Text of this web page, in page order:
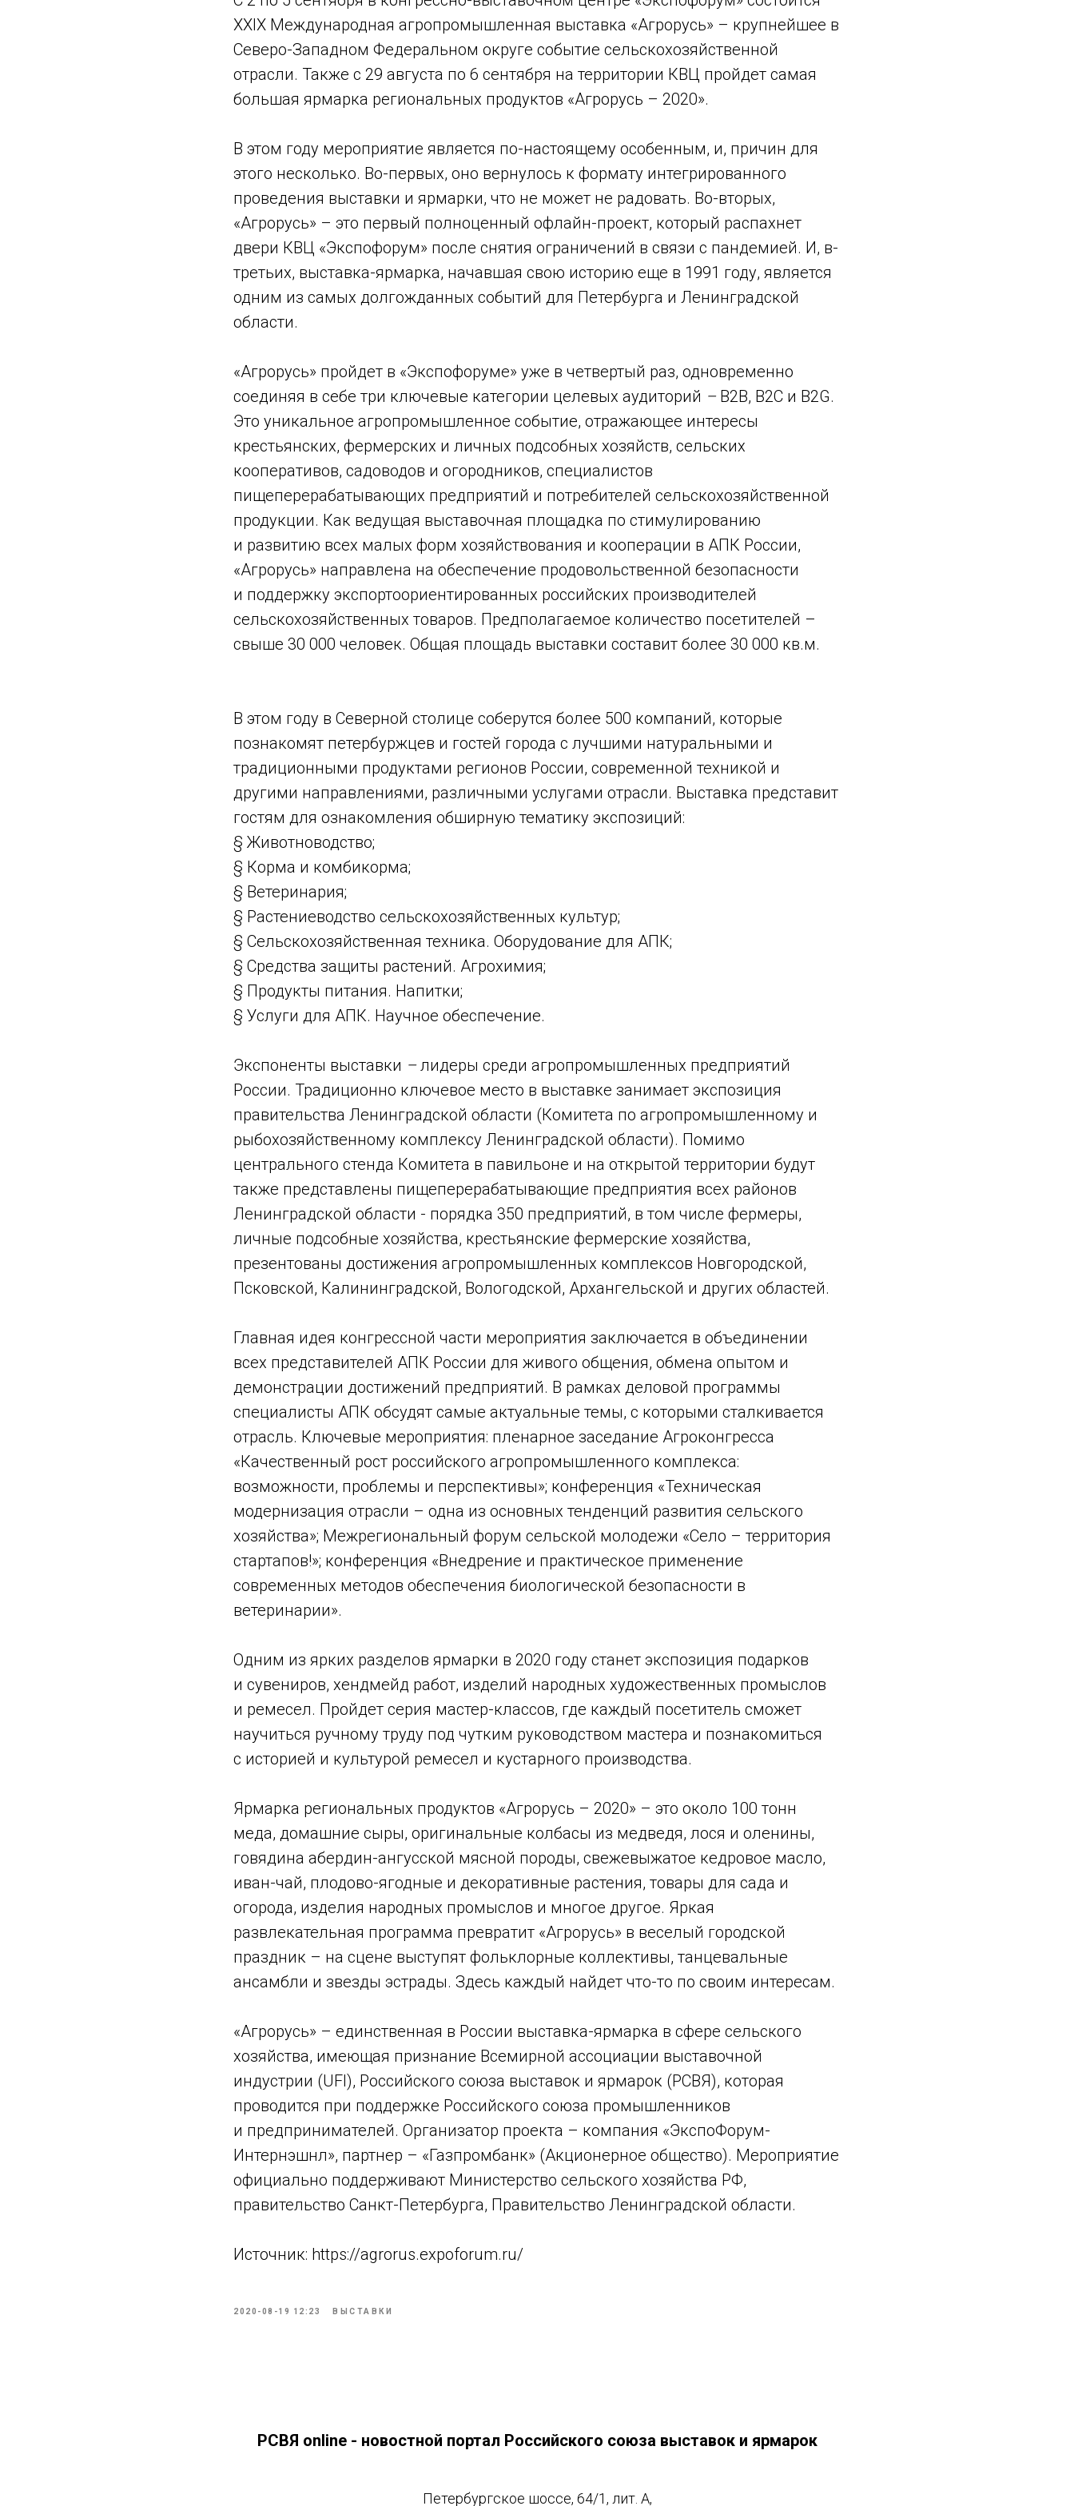
XXIX Международная агропромышленная выставка «Агрорусь» – крупнейшее в
Северо-Западном Федеральном округе событие сельскохозяйственной
отрасли. Также с 29 августа по 6 сентября на территории КВЦ пройдет самая
большая ярмарка региональных продуктов «Агрорусь – 2020».
В этом году мероприятие является по-настоящему особенным, и, причин для
этого несколько. Во-первых, оно вернулось к формату интегрированного
проведения выставки и ярмарки, что не может не радовать. Во-вторых,
«Агрорусь» – это первый полноценный офлайн-проект, который распахнет
двери КВЦ «Экспофорум» после снятия ограничений в связи с пандемией. И, в-
третьих, выставка-ярмарка, начавшая свою историю еще в 1991 году, является
одним из самых долгожданных событий для Петербурга и Ленинградской
области.
«Агрорусь» пройдет в «Экспофоруме» уже в четвертый раз, одновременно
соединяя в себе три ключевые категории целевых аудиторий –B2B, B2C и B2G.
Это уникальное агропромышленное событие, отражающее интересы
крестьянских, фермерских и личных подсобных хозяйств, сельских
кооперативов, садоводов и огородников, специалистов
пищеперерабатывающих предприятий и потребителей сельскохозяйственной
продукции. Как ведущая выставочная площадка по стимулированию
и развитию всех малых форм хозяйствования и кооперации в АПК России,
«Агрорусь» направлена на обеспечение продовольственной безопасности
и поддержку экспортоориентированных российских производителей
сельскохозяйственных товаров. Предполагаемое количество посетителей –
свыше 30 000 человек. Общая площадь выставки составит более 30 000 кв.м.
В этом году в Северной столице соберутся более 500 компаний, которые
познакомят петербуржцев и гостей города с лучшими натуральными и
традиционными продуктами регионов России, современной техникой и
другими направлениями, различными услугами отрасли. Выставка представит
гостям для ознакомления обширную тематику экспозиций:
§ Животноводство;
§ Корма и комбикорма;
§ Ветеринария;
§ Растениеводство сельскохозяйственных культур;
§ Сельскохозяйственная техника. Оборудование для АПК;
§ Средства защиты растений. Агрохимия;
§ Продукты питания. Напитки;
§ Услуги для АПК. Научное обеспечение.
Экспоненты выставки –лидеры среди агропромышленных предприятий
России. Традиционно ключевое место в выставке занимает экспозиция
правительства Ленинградской области (Комитета по агропромышленному и
рыбохозяйственному комплексу Ленинградской области). Помимо
центрального стенда Комитета в павильоне и на открытой территории будут
также представлены пищеперерабатывающие предприятия всех районов
Ленинградской области - порядка 350 предприятий, в том числе фермеры,
личные подсобные хозяйства, крестьянские фермерские хозяйства,
презентованы достижения агропромышленных комплексов Новгородской,
Псковской, Калининградской, Вологодской, Архангельской и других областей.
Главная идея конгрессной части мероприятия заключается в объединении
всех представителей АПК России для живого общения, обмена опытом и
демонстрации достижений предприятий. В рамках деловой программы
специалисты АПК обсудят самые актуальные темы, с которыми сталкивается
отрасль. Ключевые мероприятия: пленарное заседание Агроконгресса
«Качественный рост российского агропромышленного комплекса:
возможности, проблемы и перспективы»; конференция «Техническая
модернизация отрасли – одна из основных тенденций развития сельского
хозяйства»; Межрегиональный форум сельской молодежи «Село – территория
стартапов!»; конференция «Внедрение и практическое применение
современных методов обеспечения биологической безопасности в
ветеринарии».
Одним из ярких разделов ярмарки в 2020 году станет экспозиция подарков
и сувениров, хендмейд работ, изделий народных художественных промыслов
и ремесел. Пройдет серия мастер-классов, где каждый посетитель сможет
научиться ручному труду под чутким руководством мастера и познакомиться
с историей и культурой ремесел и кустарного производства.
Ярмарка региональных продуктов «Агрорусь – 2020» – это около 100 тонн
меда, домашние сыры, оригинальные колбасы из медведя, лося и оленины,
говядина абердин-ангусской мясной породы, свежевыжатое кедровое масло,
иван-чай, плодово-ягодные и декоративные растения, товары для сада и
огорода, изделия народных промыслов и многое другое. Яркая
развлекательная программа превратит «Агрорусь» в веселый городской
праздник – на сцене выступят фольклорные коллективы, танцевальные
ансамбли и звезды эстрады. Здесь каждый найдет что-то по своим интересам.
«Агрорусь» – единственная в России выставка-ярмарка в сфере сельского
хозяйства, имеющая признание Всемирной ассоциации выставочной
индустрии (UFI), Российского союза выставок и ярмарок (РСВЯ), которая
проводится при поддержке Российского союза промышленников
и предпринимателей. Организатор проекта – компания «ЭкспоФорум-
Интернэшнл», партнер – «Газпромбанк» (Акционерное общество). Мероприятие
официально поддерживают Министерство сельского хозяйства РФ,
правительство Санкт-Петербурга, Правительство Ленинградской области.
Источник: https://agrorus.expoforum.ru/
2020-08-19 12:23 ВЫСТАВКИ
РСВЯ online - новостной портал Российского союза выставок и ярмарок
Петербургское шоссе, 64/1, лит. А,